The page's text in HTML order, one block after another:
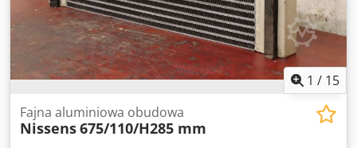
1 / 15
Fajna aluminiowa obudowa
Nissens675/110/H285 mm